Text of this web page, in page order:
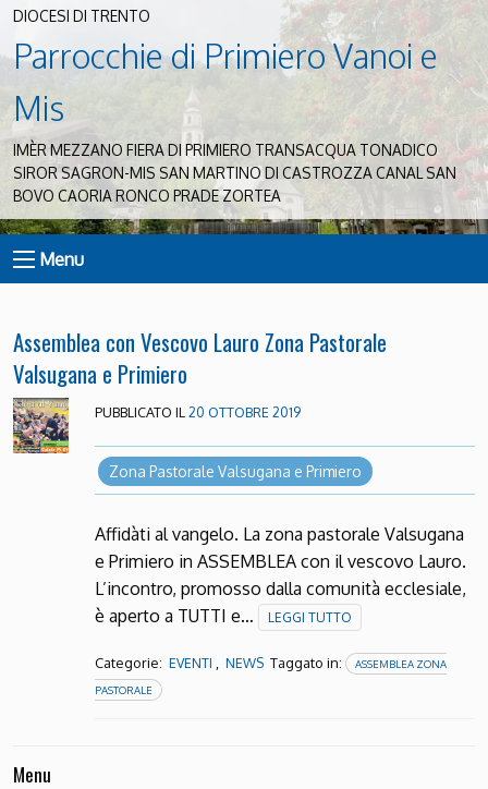
DIOCESI DI TRENTO
Parrocchie di Primiero Vanoi e
Mis
IMÈR MEZZANO FIERA DI PRIMIERO TRANSACQUA TONADICO
SIROR SAGRON-MIS SAN MARTINO DI CASTROZZA CANAL SAN
BOVO CAORIA RONCO PRADE ZORTEA
Menu
Assemblea con Vescovo Lauro Zona Pastorale
Valsugana e Primiero
PUBBLICATO IL 20 OTTOBRE 2019
Zona Pastorale Valsugana e Primiero
Affidàti al vangelo. La zona pastorale Valsugana
e Primiero in ASSEMBLEA con il vescovo Lauro.
L’incontro, promosso dalla comunità ecclesiale,
è aperto a TUTTI e…
LEGGI TUTTO
Categorie: EVENTI , NEWS Taggato in:
ASSEMBLEA ZONA
PASTORALE
Menu